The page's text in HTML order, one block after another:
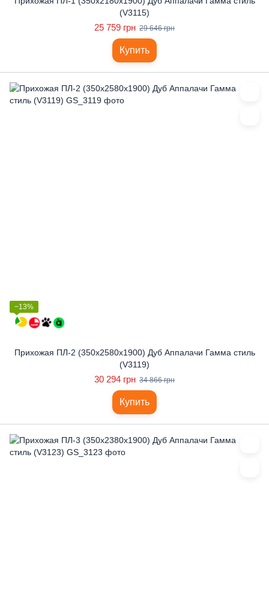
(V3115)
25 759 грн 29 646 грн
Купить
−13%
Прихожая ПЛ-2 (350x2580x1900) Дуб Аппалачи Гамма стиль
(V3119)
30 294 грн 34 866 грн
Купить